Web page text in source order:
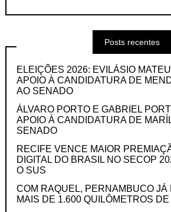
Posts recentes
ELEIÇÕES 2026: EVILÁSIO
APOIO À CANDIDATURA DE
AO SENADO
ÁLVARO PORTO E GABRIEL
APOIO À CANDIDATURA DE
SENADO
RECIFE VENCE MAIOR
DIGITAL DO BRASIL NO SECOP
O SUS
COM RAQUEL, PERNAMBUCO JÁ
MAIS DE 1.600 QUILÔMETROS